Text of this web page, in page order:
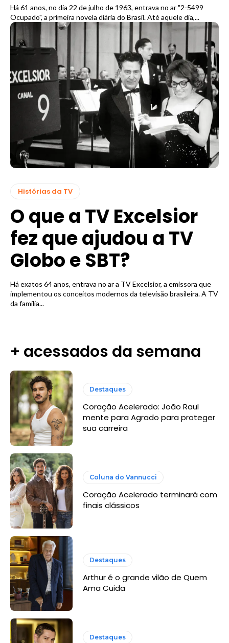
Há 61 anos, no dia 22 de julho de 1963, entrava no ar "2-5499
Ocupado", a primeira novela diária do Brasil. Até aquele dia,...
Histórias da TV
O que a TV Excelsior
fez que ajudou a TV
Globo e SBT?
Há exatos 64 anos, entrava no ar a TV Excelsior, a emissora que
implementou os conceitos modernos da televisão brasileira. A TV
da família...
+ acessados da semana
Destaques
Coração Acelerado: João Raul
mente para Agrado para proteger
sua carreira
Coluna do Vannucci
Coração Acelerado terminará com
finais clássicos
Destaques
Arthur é o grande vilão de Quem
Ama Cuida
Destaques